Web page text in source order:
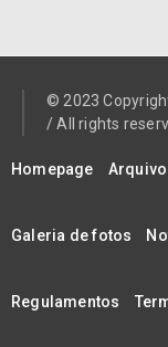
© 2023
/ All rights
Homepage Arquivo
Galeria de fotos
Regulamentos